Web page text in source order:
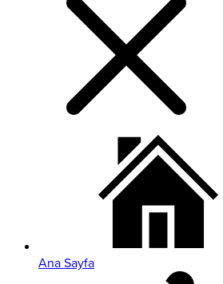
Ana Sayfa